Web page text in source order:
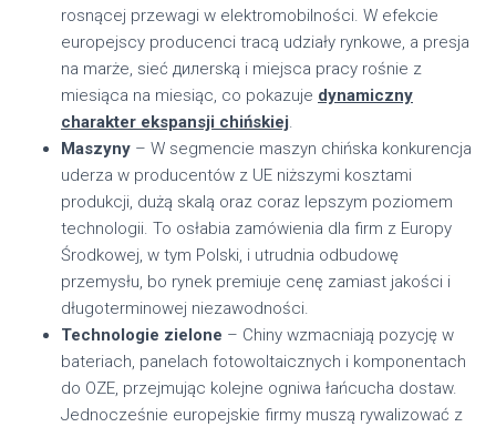
rosnącej przewagi w elektromobilności. W efekcie
europejscy producenci tracą udziały rynkowe, a presja
na marże, sieć дилerską i miejsca pracy rośnie z
miesiąca na miesiąc, co pokazuje dynamiczny
charakter ekspansji chińskiej.
Maszyny – W segmencie maszyn chińska konkurencja
uderza w producentów z UE niższymi kosztami
produkcji, dużą skalą oraz coraz lepszym poziomem
technologii. To osłabia zamówienia dla firm z Europy
Środkowej, w tym Polski, i utrudnia odbudowę
przemysłu, bo rynek premiuje cenę zamiast jakości i
długoterminowej niezawodności.
Technologie zielone – Chiny wzmacniają pozycję w
bateriach, panelach fotowoltaicznych i komponentach
do OZE, przejmując kolejne ogniwa łańcucha dostaw.
Jednocześnie europejskie firmy muszą rywalizować z